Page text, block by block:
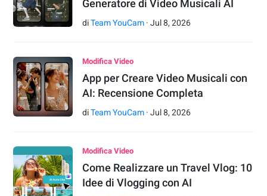
Generatore di Video Musicali AI
diTeam YouCam ·Jul 8,2026
Modifica Video
App per Creare Video Musicali con
AI: Recensione Completa
diTeam YouCam ·Jul 8,2026
Modifica Video
Come Realizzare un Travel Vlog: 10
Idee di Vlogging con AI